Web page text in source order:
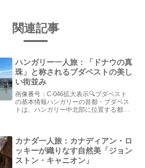
関連記事
ハンガリー一人旅：「ドナウの真
珠」と称されるブダペストの美し
い街並み
画像番号：C-046拡大表示🔍ブダペスト
の基本情報ハンガリーの首都・ブダペス
トは、ハンガリー中北部に位置する都
川を隔ててブダとペスト...
カナダ一人旅：カナディアン・ロ
ッキーが織りなす自然美「ジョン
ストン・キャニオン」